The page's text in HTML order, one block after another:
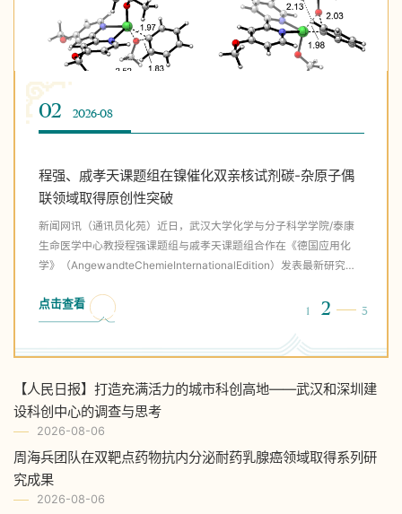
01 2026-08
孙亮课题组取得最新粒子物理实验研究成果
新闻网讯（通讯员物轩）近日，欧洲核子中心大型强子对撞机
（LHC）的LHCb合作组在《物理评论快报》
（PhysicalReviewLetters）在线发表了关于带电B介子重子化稀有
衰变的研究成果，论文题目为
06 2026-08
【人民日报】打造充满活力的城市科创高地——武汉和
深圳建设科创中心的调查与思考
作者：创新驱动国家高质量发展课题组（课题依托单位：武汉大学）
创新是引领发展的第一动力，是推动经济高质量发展的关键动能。
“十五五”规划纲要提出“营造具有全球竞争力的开放创新生态”。城市
点击查看
1 2 3
02 2026-08
程强、戚孝天课题组在镍催化双亲核试剂碳-杂原子偶
联领域取得原创性突破
新闻网讯（通讯员化苑）近日，武汉大学化学与分子科学学院/泰康
生命医学中心教授程强课题组与戚孝天课题组合作在《德国应用化
学》（AngewandteChemieInternationalEdition）发表最新研究成
点击查看
1 2 3
01 2026-08
孙亮课题组取得最新粒子物理实验研究成果
新闻网讯（通讯员物轩）近日，欧洲核子中心大型强子对撞机
（LHC）的LHCb合作组在《物理评论快报》
（PhysicalReviewLetters）在线发表了关于带电B介子重子化稀有
衰变的研究成果，论文题目为
06 2026-08
【人民日报】打造充满活力的城市科创高地——武汉和
深圳建设科创中心的调查与思考
作者：创新驱动国家高质量发展课题组（课题依托单位：武汉大学）
创新是引领发展的第一动力，是推动经济高质量发展的关键动能。
“十五五”规划纲要提出“营造具有全球竞争力的开放创新生态”。城市
点击查看
1 2 3
【人民日报】打造充满活力的城市科创高地——武汉和深圳建
设科创中心的调查与思考
2026-08-06
周海兵团队在双靶点药物抗内分泌耐药乳腺癌领域取得系列研
究成果
2026-08-06